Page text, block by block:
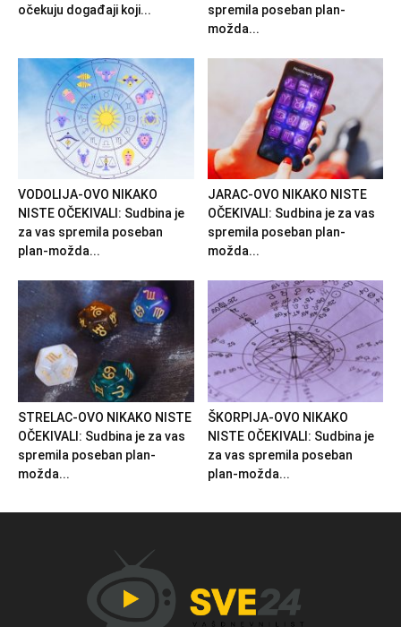
očekuju događaji koji...
spremila poseban plan-
možda...
VODOLIJA-OVO NIKAKO
NISTE OČEKIVALI: Sudbina je
za vas spremila poseban
plan-možda...
JARAC-OVO NIKAKO NISTE
OČEKIVALI: Sudbina je za vas
spremila poseban plan-
možda...
STRELAC-OVO NIKAKO NISTE
OČEKIVALI: Sudbina je za vas
spremila poseban plan-
možda...
ŠKORPIJA-OVO NIKAKO
NISTE OČEKIVALI: Sudbina je
za vas spremila poseban
plan-možda...